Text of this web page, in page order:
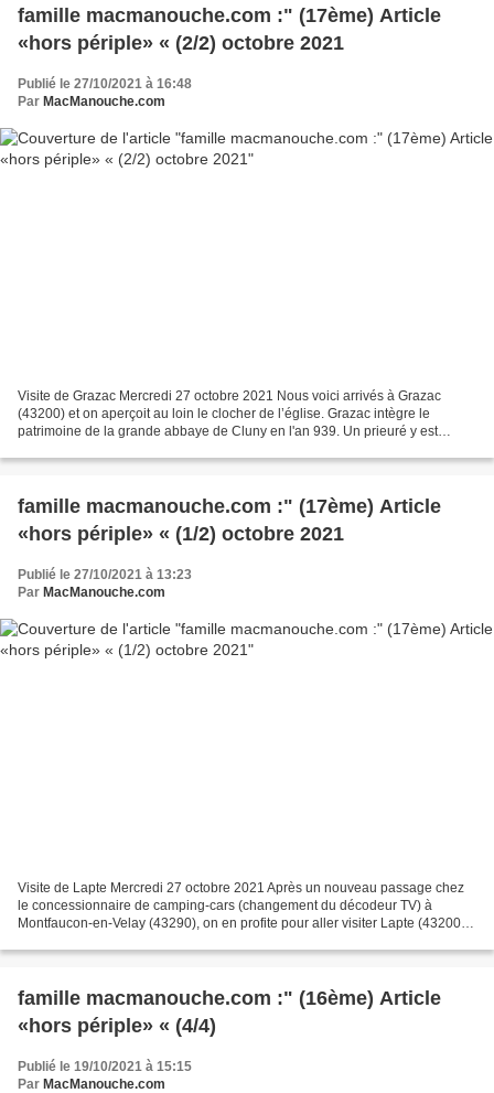
famille macmanouche.com :" (17ème) Article
«hors périple» « (2/2) octobre 2021
Publié le 27/10/2021 à 16:48
Par MacManouche.com
Visite de Grazac Mercredi 27 octobre 2021 Nous voici arrivés à Grazac
(43200) et on aperçoit au loin le clocher de l’église. Grazac intègre le
patrimoine de la grande abbaye de Cluny en l'an 939. Un prieuré y est
famille macmanouche.com :" (17ème) Article
«hors périple» « (1/2) octobre 2021
Publié le 27/10/2021 à 13:23
Par MacManouche.com
Visite de Lapte Mercredi 27 octobre 2021 Après un nouveau passage chez
le concessionnaire de camping-cars (changement du décodeur TV) à
Montfaucon-en-Velay (43290), on en profite pour aller visiter Lapte (43200)
famille macmanouche.com :" (16ème) Article
«hors périple» « (4/4)
Publié le 19/10/2021 à 15:15
Par MacManouche.com